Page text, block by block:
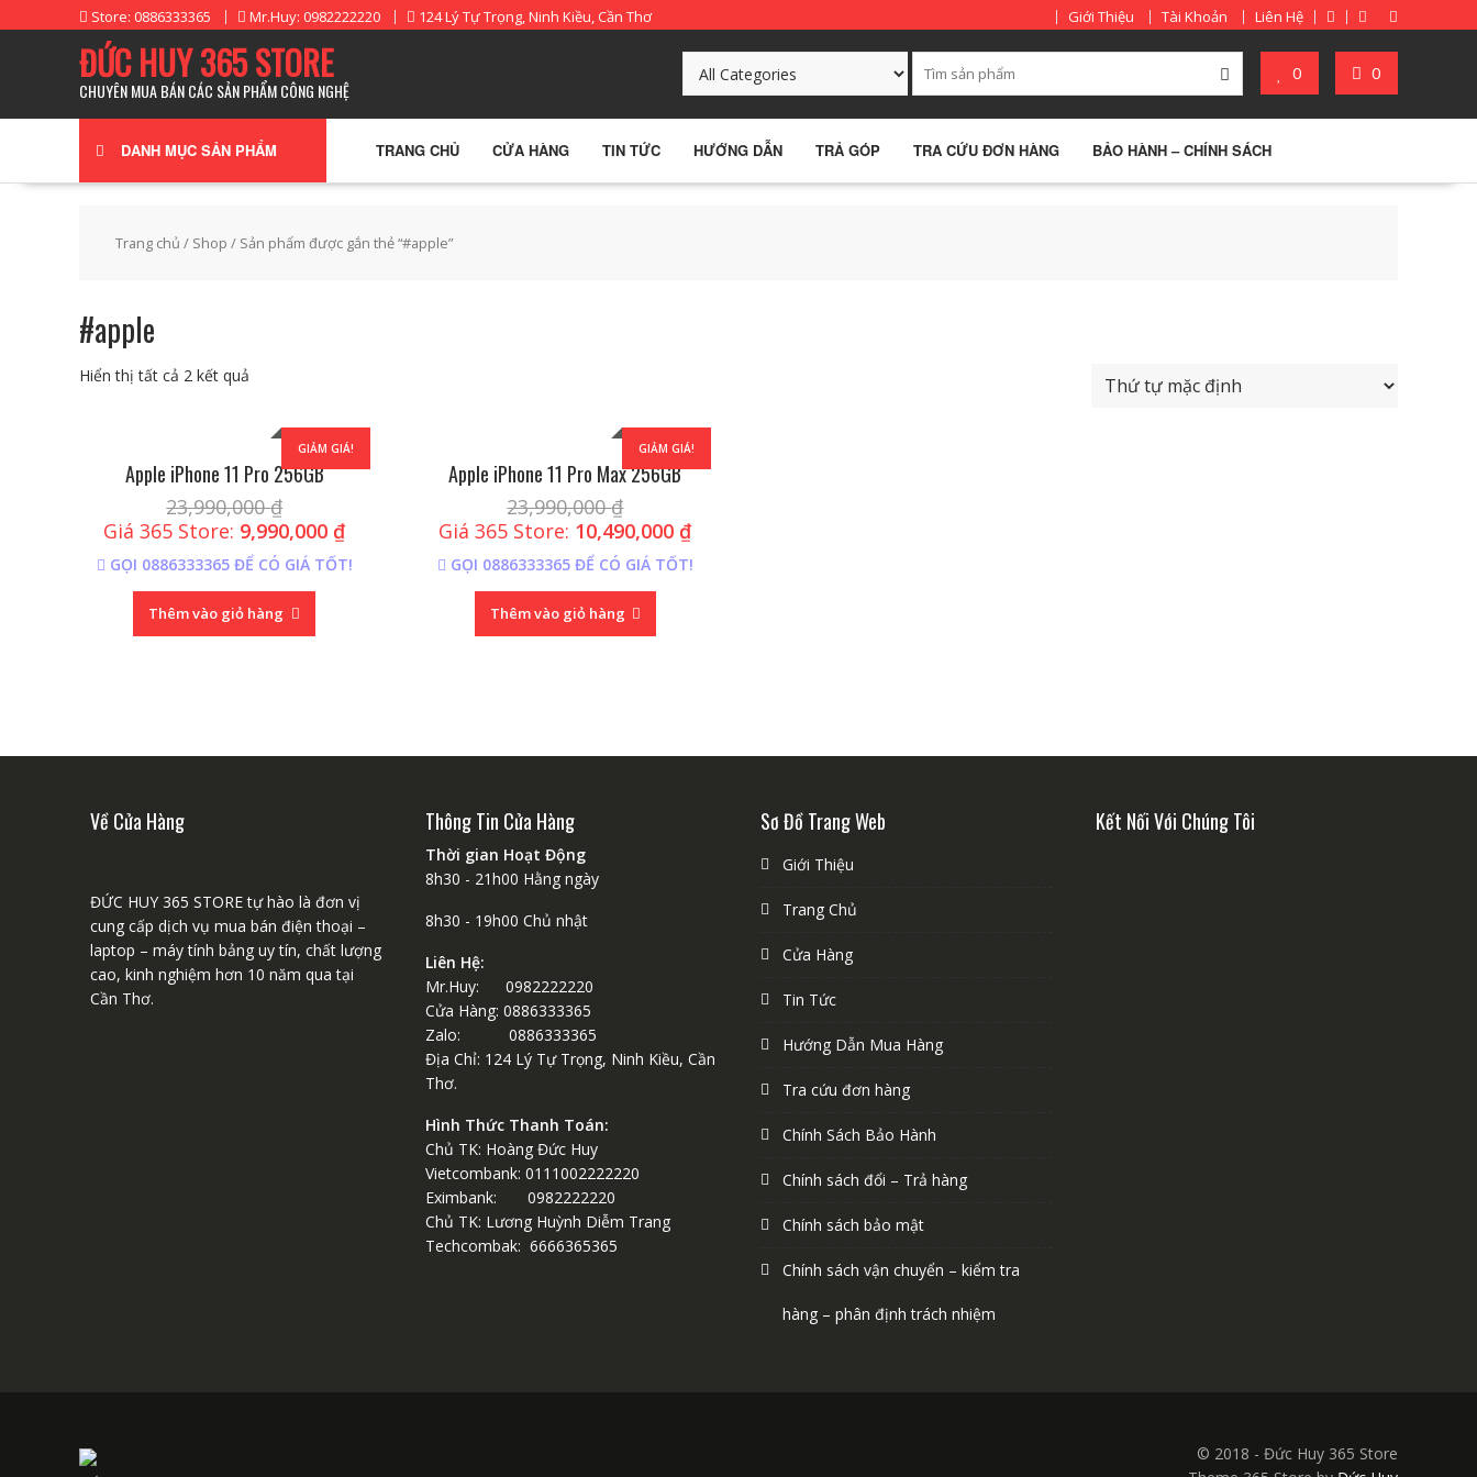
to
Store: 0886333365 Mr.Huy: 0982222220 124 Lý Tự Trọng, Ninh Kiều, Cần Thơ Giới Thiệu Tài Khoản Liên Hệ
ĐỨC HUY 365 STORE
CHUYÊN MUA BÁN CÁC SẢN PHẨM CÔNG NGHỆ
0 0
DANH MỤC SẢN PHẨM TRANG CHỦ CỬA HÀNG TIN TỨC HƯỚNG DẪN TRẢ GÓP TRA CỨU ĐƠN HÀNG BẢO HÀNH – CHÍNH SÁCH
Trang chủ / Shop / Sản phẩm được gắn thẻ “#apple”
#apple
Hiển thị tất cả 2 kết quả
GIẢM GIÁ!
Apple iPhone 11 Pro 256GB
23,990,000₫
Giá 365 Store: 9,990,000 ₫
GỌI 0886333365 ĐỂ CÓ GIÁ TỐT!
Thêm vào giỏ hàng
GIẢM GIÁ!
Apple iPhone 11 Pro Max 256GB
23,990,000₫
Giá 365 Store: 10,490,000 ₫
GỌI 0886333365 ĐỂ CÓ GIÁ TỐT!
Thêm vào giỏ hàng
Về Cửa Hàng
ĐỨC HUY 365 STORE tự hào là đơn vị
cung cấp dịch vụ mua bán điện thoại –
laptop – máy tính bảng uy tín, chất lượng
cao, kinh nghiệm hơn 10 năm qua tại
Cần Thơ.
Thông Tin Cửa Hàng
Thời gian Hoạt Động
8h30 - 21h00 Hằng ngày
8h30 - 19h00 Chủ nhật
Liên Hệ:
Mr.Huy: 0982222220
Cửa Hàng: 0886333365
Zalo: 0886333365
Địa Chỉ: 124 Lý Tự Trọng, Ninh Kiều, Cần
Thơ.
Hình Thức Thanh Toán:
Chủ TK: Hoàng Đức Huy
Vietcombank: 0111002222220
Eximbank: 0982222220
Chủ TK: Lương Huỳnh Diễm Trang
Techcombak: 6666365365
Sơ Đồ Trang Web
Giới Thiệu
Trang Chủ
Cửa Hàng
Tin Tức
Hướng Dẫn Mua Hàng
Tra cứu đơn hàng
Chính Sách Bảo Hành
Chính sách đổi – Trả hàng
Chính sách bảo mật
Chính sách vận chuyển – kiểm tra
hàng – phân định trách nhiệm
Kết Nối Với Chúng Tôi
© 2018 - Đức Huy 365 Store